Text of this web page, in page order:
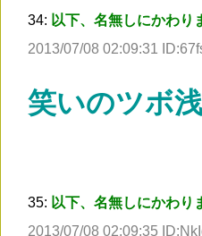
34: 以下、名無しにかわり
2013/07/08 02:09:31
笑いのツボ
35: 以下、名無しにかわり
2013/07/08 02:09:35